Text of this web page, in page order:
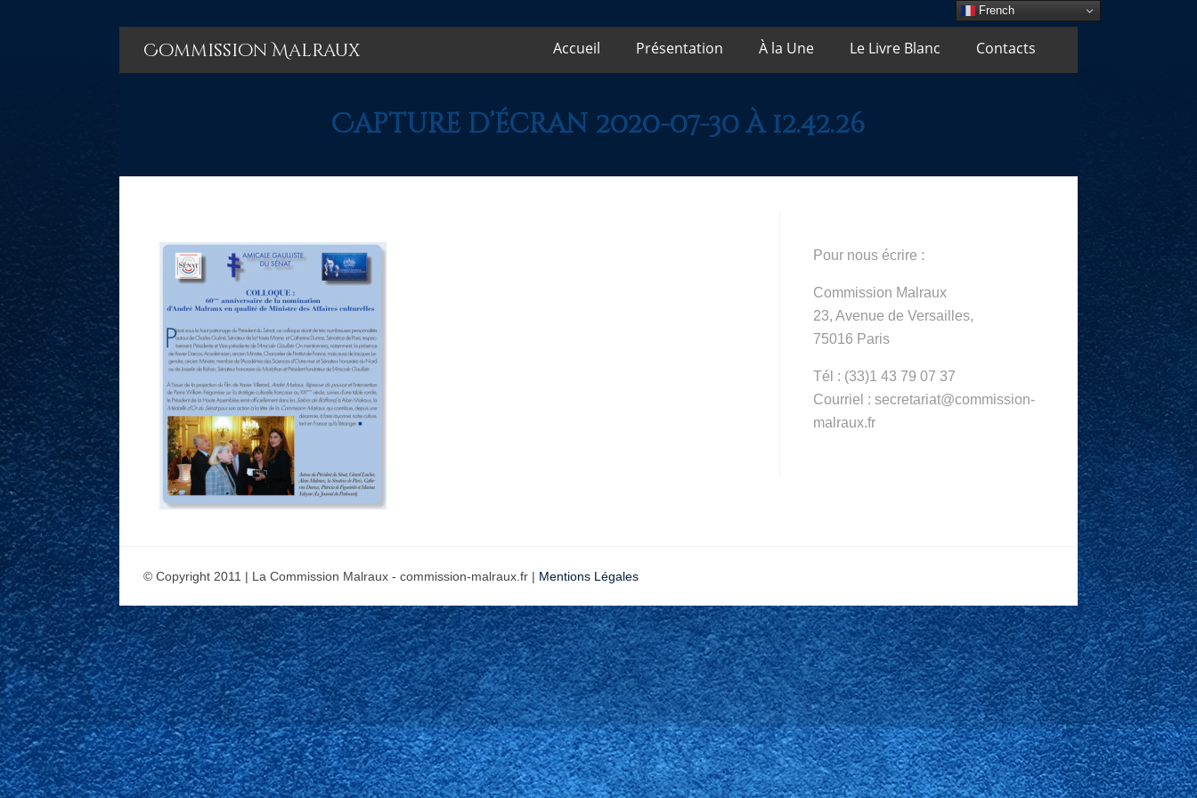
Commission Malraux Accueil Présentation À la Une Le Livre Blanc Contacts
Capture d’écran 2020-07-30 à 12.42.26
Pour nous écrire :
Commission Malraux
23, Avenue de Versailles,
75016 Paris
Tél : (33)1 43 79 07 37
Courriel : secretariat@commission-
malraux.fr
© Copyright 2011 | La Commission Malraux - commission-malraux.fr | Mentions Légales
French